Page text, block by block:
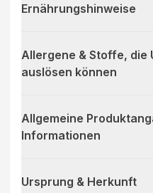
Ernährungshinweise
Allergene & Stoffe,
auslösen können
Allgemeine
Informationen
Ursprung & Herkunft